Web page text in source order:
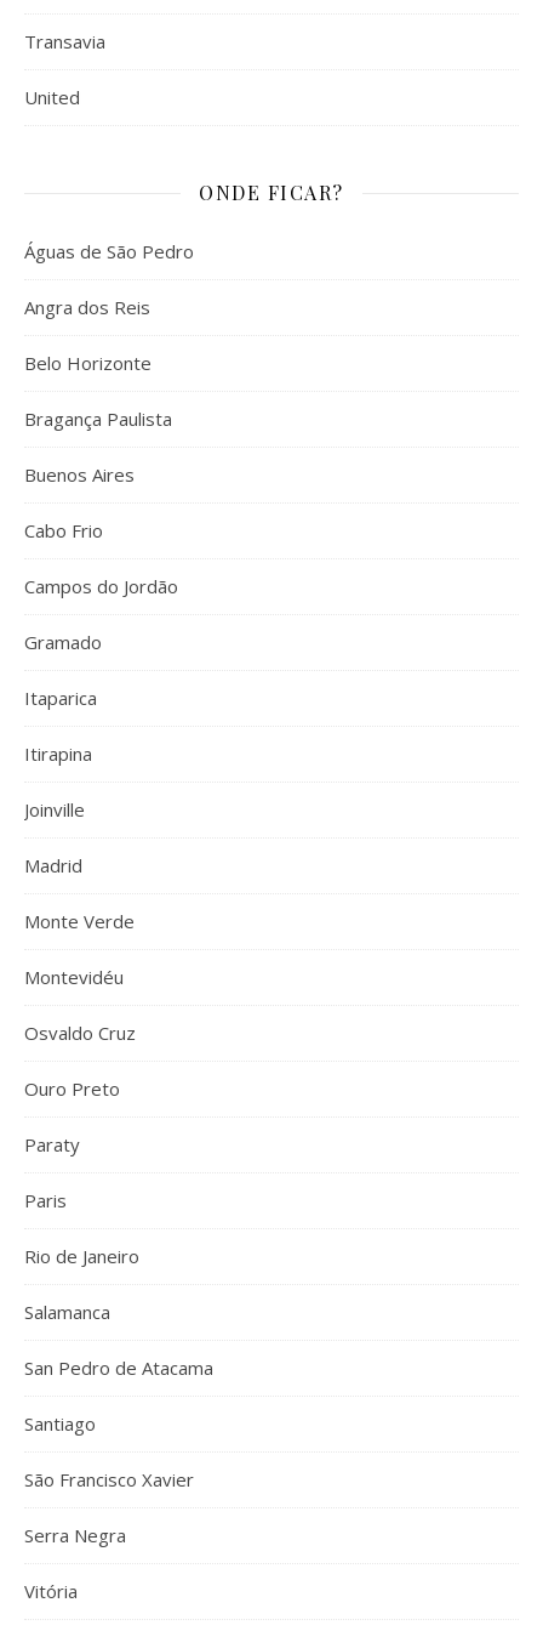
Transavia
United
ONDE FICAR?
Águas de São Pedro
Angra dos Reis
Belo Horizonte
Bragança Paulista
Buenos Aires
Cabo Frio
Campos do Jordão
Gramado
Itaparica
Itirapina
Joinville
Madrid
Monte Verde
Montevidéu
Osvaldo Cruz
Ouro Preto
Paraty
Paris
Rio de Janeiro
Salamanca
San Pedro de Atacama
Santiago
São Francisco Xavier
Serra Negra
Vitória